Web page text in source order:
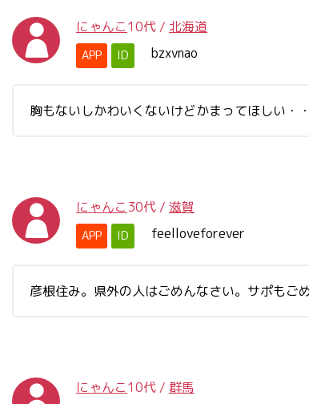
にゃんこ10代 / 北海道
APP ID bzxvnao
胸もないしかわいくないけどかまってほしい・
にゃんこ 30代 / 滋賀
APP ID feelloveforever
彦根住み。県外の人はごめんなさい。サポもご
にゃんこ10代 / 群馬